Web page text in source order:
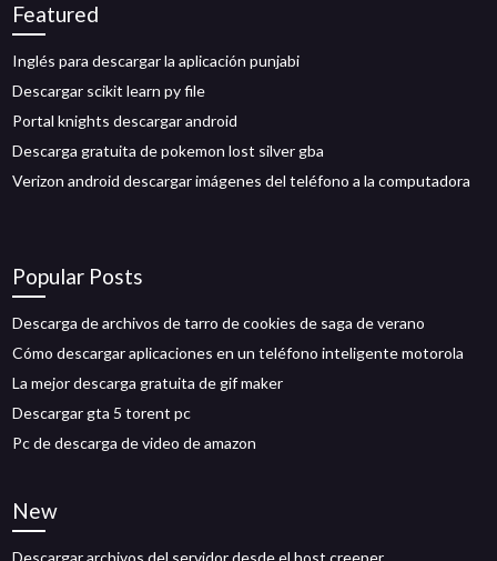
Featured
Inglés para descargar la aplicación punjabi
Descargar scikit learn py file
Portal knights descargar android
Descarga gratuita de pokemon lost silver gba
Verizon android descargar imágenes del teléfono a la computadora
Popular Posts
Descarga de archivos de tarro de cookies de saga de verano
Cómo descargar aplicaciones en un teléfono inteligente motorola
La mejor descarga gratuita de gif maker
Descargar gta 5 torent pc
Pc de descarga de video de amazon
New
Descargar archivos del servidor desde el host creeper